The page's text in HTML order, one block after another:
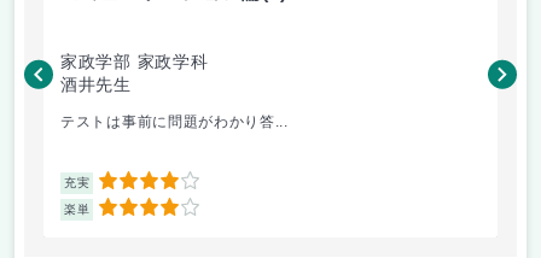
家政学部 家政学科
酒井先生
テストは事前に問題がわかり答...
充実 4
楽単 4
村